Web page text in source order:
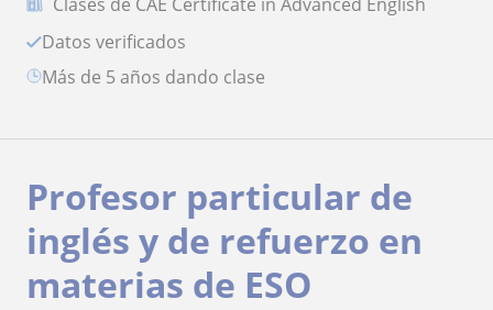
Clases de CAE Certificate in Advanced English
Datos verificados
más de 5 años dando clase
Profesor particular de
inglés y de refuerzo en
materias de ESO